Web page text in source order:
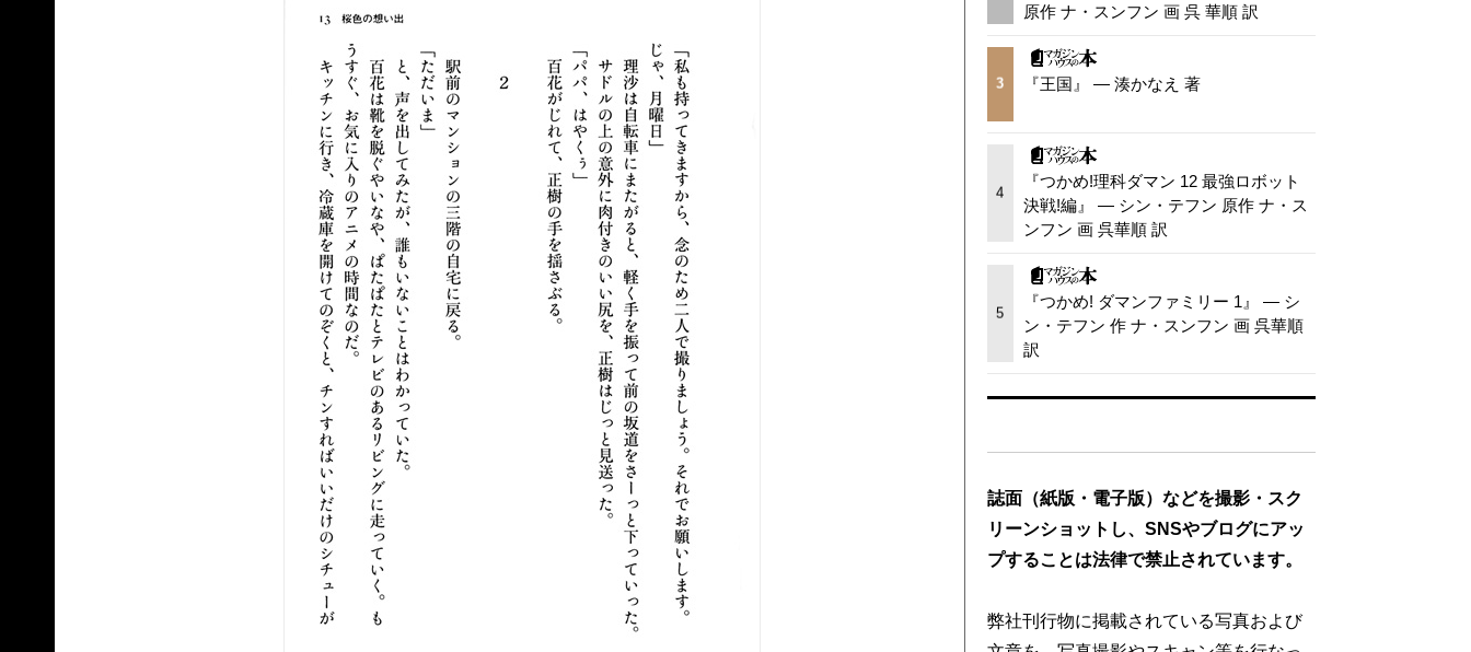
原作 ナ・スンフン 画 呉 華順 訳
3 『王国』 — 湊かなえ 著
4
『つかめ!理科ダマン 12 最強ロボット
決戦!編』 — シン・テフン 原作 ナ・ス
ンフン 画 呉華順 訳
5
『つかめ! ダマンファミリー 1』 — シ
ン・テフン 作 ナ・スンフン 画 呉華順
訳
誌面（紙版・電子版）などを撮影・スク
リーンショットし、SNSやブログにアッ
プすることは法律で禁止されています。
弊社刊行物に掲載されている写真および